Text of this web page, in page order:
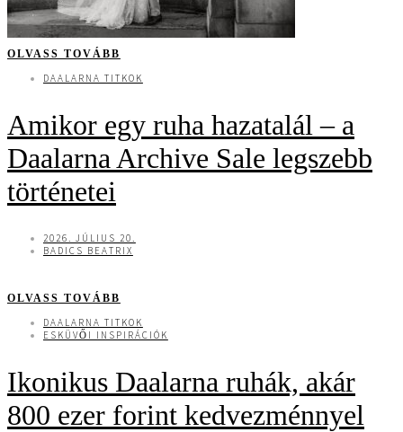
OLVASS TOVÁBB
DAALARNA TITKOK
Amikor egy ruha hazatalál – a
Daalarna Archive Sale legszebb
történetei
2026. JÚLIUS 20.
BADICS BEATRIX
OLVASS TOVÁBB
DAALARNA TITKOK
ESKÜVŐI INSPIRÁCIÓK
Ikonikus Daalarna ruhák, akár
800 ezer forint kedvezménnyel